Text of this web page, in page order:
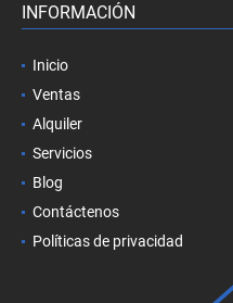
INFORMACIÓN
Inicio
Ventas
Alquiler
Servicios
Blog
Contáctenos
Políticas de privacidad